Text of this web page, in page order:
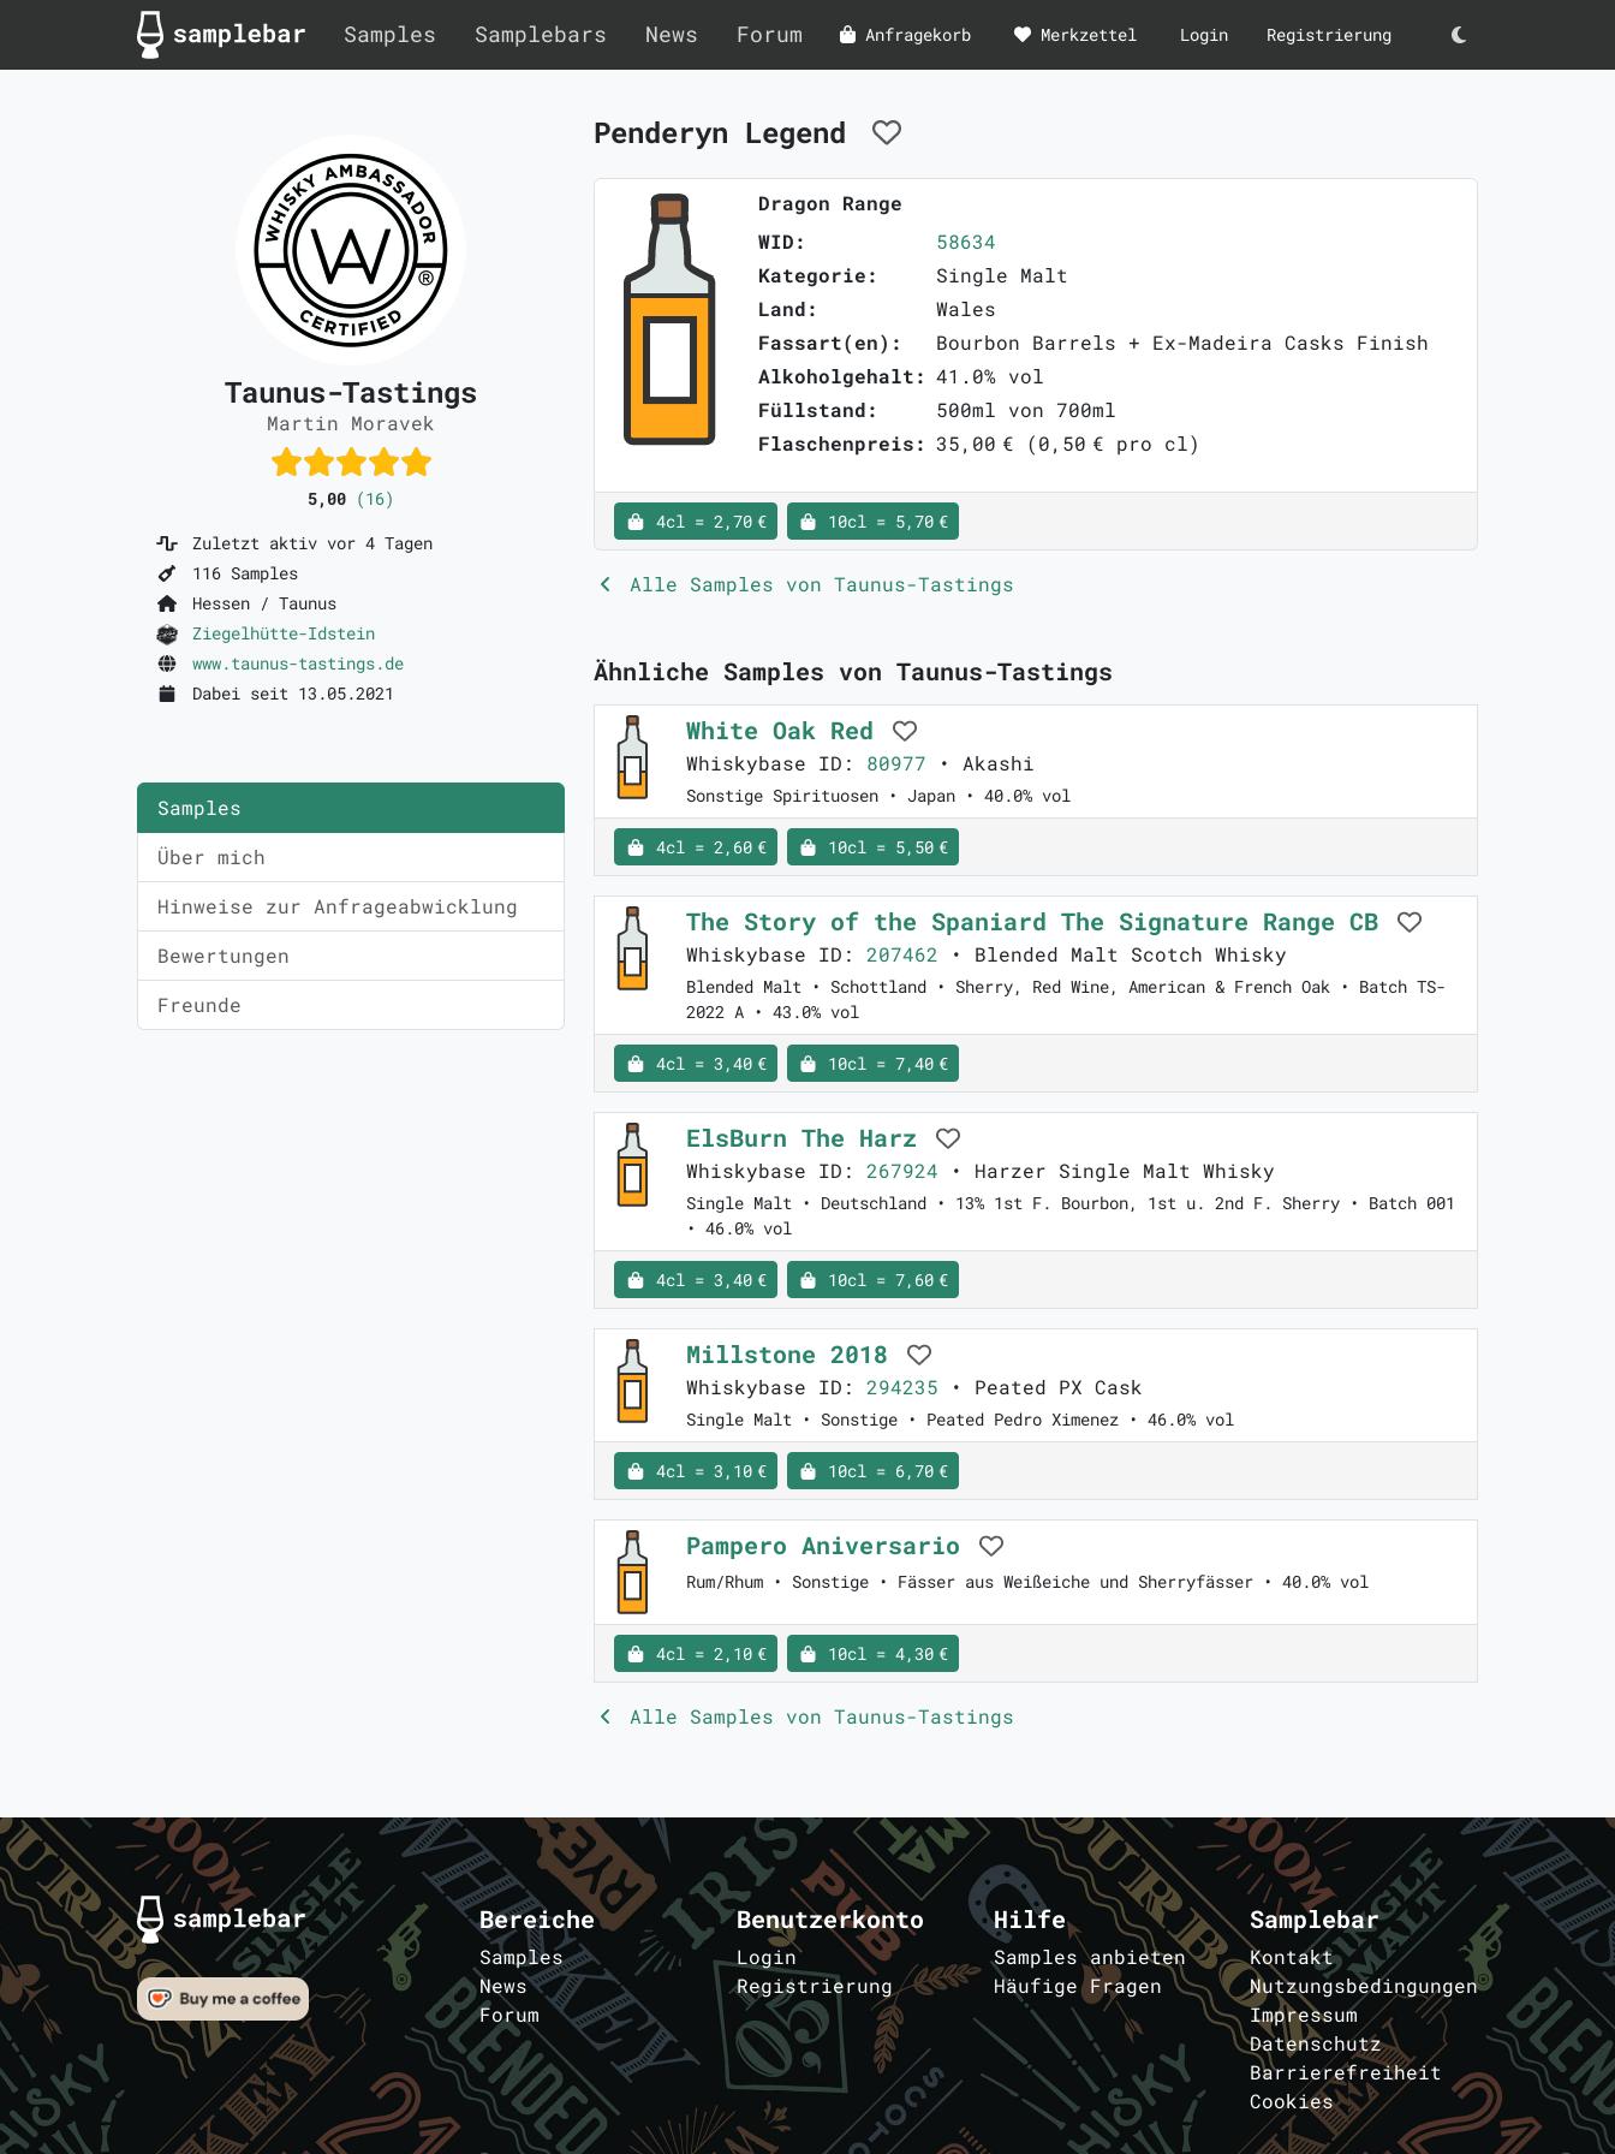
Samples Samplebars News Forum Anfragekorb Merkzettel Login Registrierung Darkmode
Taunus-Tastings
Martin Moravek
5,00 (16)
Zuletzt aktiv vor 4 Tagen
116 Samples
Hessen / Taunus
Ziegelhütte-Idstein
www.taunus-tastings.de
Dabei seit 13.05.2021
Samples
Über mich
Hinweise zur Anfrageabwicklung
Bewertungen
Freunde
Penderyn Legend
Dragon Range
WID:
58634
Kategorie:
Single Malt
Land:
Wales
Fassart(en):
Bourbon Barrels + Ex-Madeira Casks Finish
Alkoholgehalt: 41.0% vol
Füllstand:
500ml von 700ml
Flaschenpreis: 35,00 € (0,50 € pro cl)
4cl = 2,70 € 10cl = 5,70 €
Alle Samples von Taunus-Tastings
Ähnliche Samples von Taunus-Tastings
White Oak Red
Whiskybase ID: 80977 • Akashi
Sonstige Spirituosen • Japan • 40.0% vol
4cl = 2,60 € 10cl = 5,50 €
The Story of the Spaniard The Signature Range CB
Whiskybase ID: 207462 • Blended Malt Scotch Whisky
Blended Malt • Schottland • Sherry, Red Wine, American & French Oak • Batch TS-
2022 A • 43.0% vol
4cl = 3,40 € 10cl = 7,40 €
ElsBurn The Harz
Whiskybase ID: 267924 • Harzer Single Malt Whisky
Single Malt • Deutschland • 13% 1st F. Bourbon, 1st u. 2nd F. Sherry • Batch 001
• 46.0% vol
4cl = 3,40 € 10cl = 7,60 €
Millstone 2018
Whiskybase ID: 294235 • Peated PX Cask
Single Malt • Sonstige • Peated Pedro Ximenez • 46.0% vol
4cl = 3,10 € 10cl = 6,70 €
Pampero Aniversario
Rum/Rhum • Sonstige • Fässer aus Weißeiche und Sherryfässer • 40.0% vol
4cl = 2,10 € 10cl = 4,30 €
Alle Samples von Taunus-Tastings
Bereiche
Samples
News
Forum
Benutzerkonto
Login
Registrierung
Hilfe
Samples anbieten
Häufige Fragen
Samplebar
Kontakt
Nutzungsbedingungen
Impressum
Datenschutz
Barrierefreiheit
Cookies